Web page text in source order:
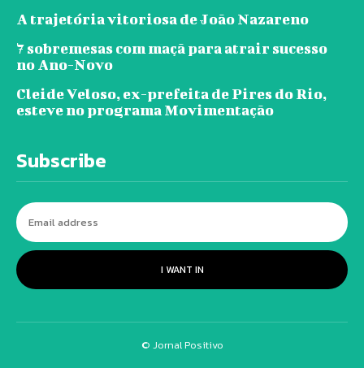
A trajetória vitoriosa de João Nazareno
7 sobremesas com maçã para atrair sucesso
no Ano-Novo
Cleide Veloso, ex-prefeita de Pires do Rio,
esteve no programa Movimentação
Subscribe
I WANT IN
© Jornal Positivo